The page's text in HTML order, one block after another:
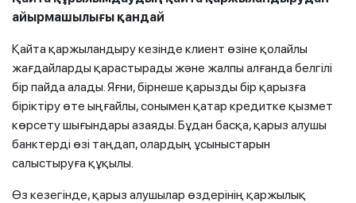
айырмашылығы қандай
Қайта қаржыландыру кезінде клиент өзіне қолайлы
жағдайларды қарастырады және жалпы алғанда белгілі
бір пайда алады. Яғни, бірнеше қарызды бір қарызға
біріктіру өте ыңғайлы, сонымен қатар кредитке қызмет
көрсету шығындары азаяды. Бұдан басқа, қарыз алушы
банктерді өзі таңдап, олардың ұсыныстарын
салыстыруға құқылы.
Өз кезегінде, қарыз алушылар өздерінің қаржылық